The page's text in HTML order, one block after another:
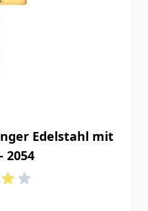
Edelstahl mit
2054